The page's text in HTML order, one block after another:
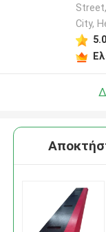
City,
5.0